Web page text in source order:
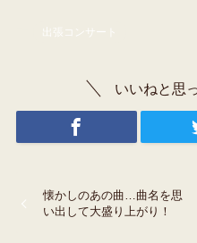
出張コンサート
いいねと思
懐かしのあの曲…曲名を思
い出して大盛り上がり！